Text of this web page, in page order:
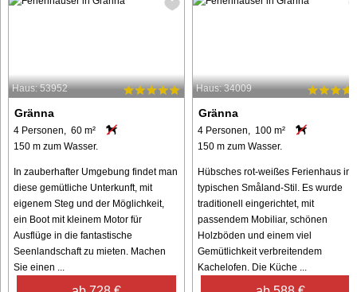
Haus: 53952
Gränna
4 Personen, 60 m²
150 m zum Wasser.
In zauberhafter Umgebung findet man
diese gemütliche Unterkunft, mit
eigenem Steg und der Möglichkeit,
ein Boot mit kleinem Motor für
Ausflüge in die fantastische
Seenlandschaft zu mieten. Machen
Sie einen ...
Haus: 34009
Gränna
4 Personen, 100 m²
150 m zum Wasser.
Hübsches rot-weißes Ferienhaus im
typischen Småland-Stil. Es wurde
traditionell eingerichtet, mit
passendem Mobiliar, schönen
Holzböden und einem viel
Gemütlichkeit verbreitendem
Kachelofen. Die Küche ...